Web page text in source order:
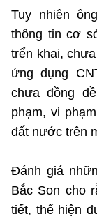
Tuy nhiên
thông tin cơ
trển khai,
ứng dụng
chưa đồng
phạm, vi
đất nước trên
Đánh giá
Bắc Son cho
tiết, thể hiện